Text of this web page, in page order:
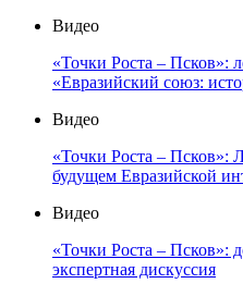
Видео
«Точки Роста – Псков»:
«Евразийский союз:
Видео
«Точки Роста – Псков»:
будущем Евразийской
Видео
«Точки Роста – Псков»:
экспертная дискуссия